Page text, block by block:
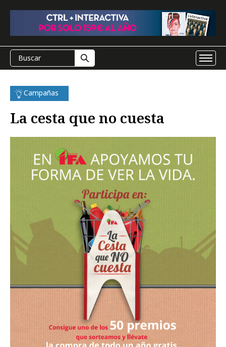
Campañas
La cesta que no cuesta